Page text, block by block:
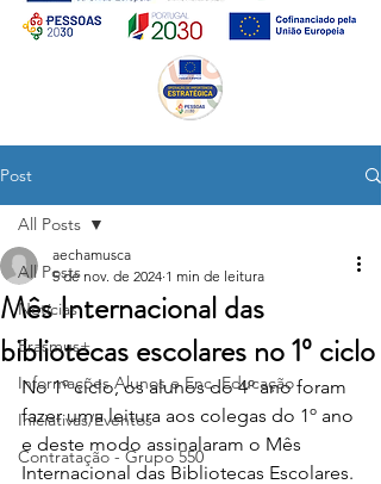
Post
All Posts
Notícias
Erasmus+
Informações Alunos e Enc. Educação
Iniciativas/Eventos
Contratação - Grupo 550
All Posts
Mês Internacional das
bibliotecas escolares no 1º ciclo
aechamusca
5 de nov. de 2024 1 min de leitura
No 1º ciclo, os alunos do 4º ano foram
fazer uma leitura aos colegas do 1º ano
e deste modo assinalaram o Mês
Internacional das Bibliotecas Escolares.